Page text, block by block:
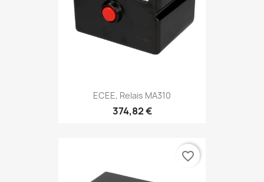
ECEE, Relais MA310
374,82 €
favorite_border